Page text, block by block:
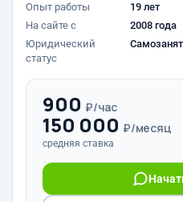
Опыт работы
19 лет
На сайте с
2008 года
Юридический
статус
900 ₽/час
150 000 ₽/месяц
средняя ставка